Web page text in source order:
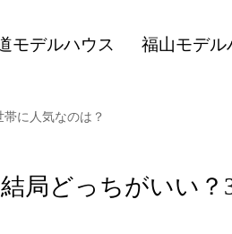
モデルハウス 福山モデル
に人気なのは？
局どっちがいい？